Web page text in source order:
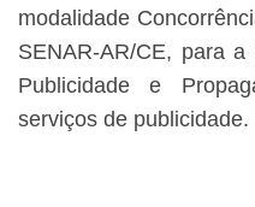
modalidade
SENAR-AR/CE, para
Publicidade e
serviços de publicidade.